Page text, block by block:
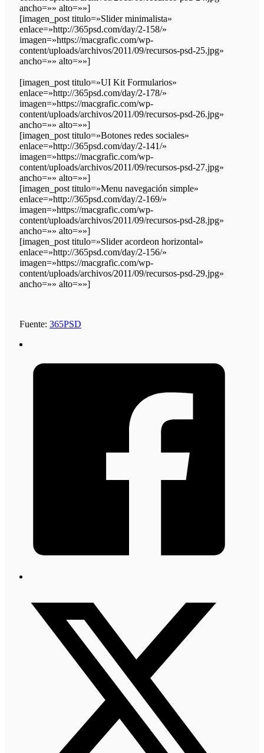
ancho=»» alto=»»]
[imagen_post titulo=»Slider minimalista»
enlace=»http://365psd.com/day/2-158/»
imagen=»https://macgrafic.com/wp-
content/uploads/archivos/2011/09/recursos-psd-25.jpg»
ancho=»» alto=»»]
[imagen_post titulo=»UI Kit Formularios»
enlace=»http://365psd.com/day/2-178/»
imagen=»https://macgrafic.com/wp-
content/uploads/archivos/2011/09/recursos-psd-26.jpg»
ancho=»» alto=»»]
[imagen_post titulo=»Botones redes sociales»
enlace=»http://365psd.com/day/2-141/»
imagen=»https://macgrafic.com/wp-
content/uploads/archivos/2011/09/recursos-psd-27.jpg»
ancho=»» alto=»»]
[imagen_post titulo=»Menu navegación simple»
enlace=»http://365psd.com/day/2-169/»
imagen=»https://macgrafic.com/wp-
content/uploads/archivos/2011/09/recursos-psd-28.jpg»
ancho=»» alto=»»]
[imagen_post titulo=»Slider acordeon horizontal»
enlace=»http://365psd.com/day/2-156/»
imagen=»https://macgrafic.com/wp-
content/uploads/archivos/2011/09/recursos-psd-29.jpg»
ancho=»» alto=»»]
Fuente: 365PSD